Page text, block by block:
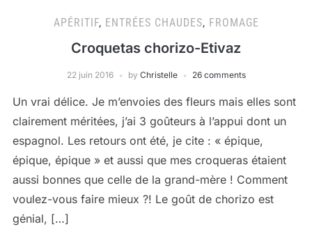
APÉRITIF, ENTRÉES CHAUDES, FROMAGE
Croquetas chorizo-Etivaz
22 juin 2016 by Christelle 26 comments
Un vrai délice. Je m’envoies des fleurs mais elles sont
clairement méritées, j’ai 3 goûteurs à l’appui dont un
espagnol. Les retours ont été, je cite : « épique,
épique, épique » et aussi que mes croqueras étaient
aussi bonnes que celle de la grand-mère ! Comment
voulez-vous faire mieux ?! Le goût de chorizo est
génial, […]